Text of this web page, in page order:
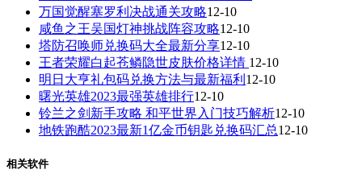
万国觉醒塞罗利决战通关攻略12-10
咸鱼之王吴国灯神挑战阵容攻略12-10
塔防召唤师兑换码大全最新分享12-10
王者荣耀白起苍鳞隐世皮肤价格详情 12-10
明日大亨礼包码兑换方法与最新福利 12-10
曙光英雄2023最强英雄排行12-10
铃兰之剑新手攻略 和平世界入门技巧解析12-10
地铁跑酷2023最新1亿金币钥匙兑换码汇总12-10
相关软件